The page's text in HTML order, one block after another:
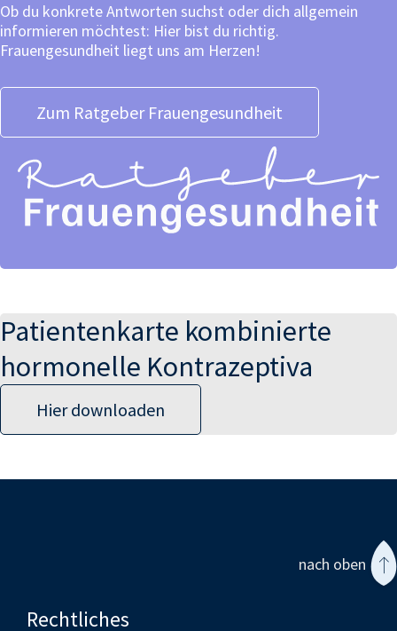
Ob du konkrete Antworten suchst oder dich allgemein
informieren möchtest: Hier bist du richtig.
Frauengesundheit liegt uns am Herzen!
Zum Ratgeber Frauengesundheit
Patientenkarte kombinierte
hormonelle Kontrazeptiva
Hier downloaden
nach oben
Rechtliches